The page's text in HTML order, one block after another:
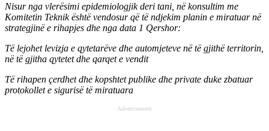
Nisur nga vlerësimi epidemiologjik deri tani, në konsultim me
Komitetin Teknik është vendosur që të ndjekim planin e miratuar në
strategjinë e rihapjes dhe nga data 1 Qershor:
Të lejohet levizja e qytetarëve dhe automjeteve në të gjithë territorin,
në të gjitha qytetet dhe qarqet e vendit
Të rihapen çerdhet dhe kopshtet publike dhe private duke zbatuar
protokollet e sigurisë të miratuara
Advertisement